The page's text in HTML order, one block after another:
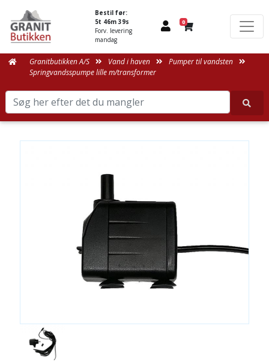
Bestil før:
5t 46m 39s
Forv. levering
mandag
0
Granitbutikken A/S Vand i haven
Pumper til vandsten
Springvandsspumpe lille m/transformer